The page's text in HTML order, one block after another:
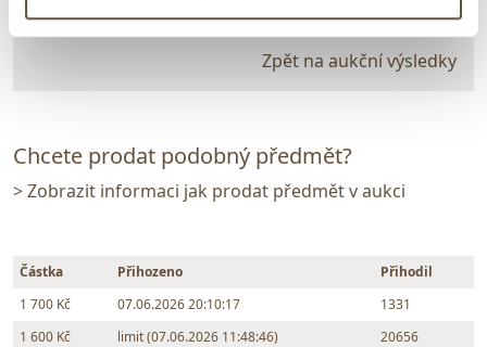
vydraženo za:
1 700 Kč
Zpět na aukční výsledky
Chcete prodat podobný předmět?
> Zobrazit informaci jak prodat předmět v aukci
Částka Přihozeno
Přihodil
1 700 Kč
07.06.2026 20:10:17
1331
1 600 Kč
limit (07.06.2026 11:48:46) 20656